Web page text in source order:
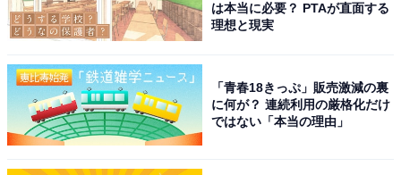
は本当に必要？ PTAが直面する
理想と現実
「青春18きっぷ」販売激減の裏
に何が？ 連続利用の厳格化だけ
ではない「本当の理由」